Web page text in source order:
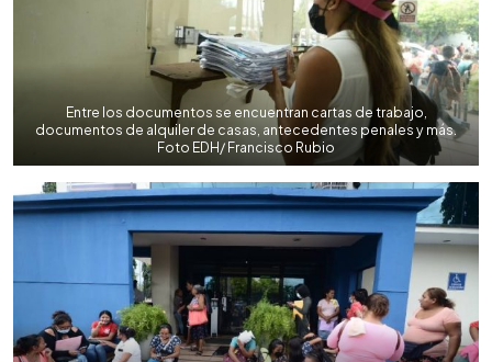
Entre los documentos se encuentran cartas de trabajo,
documentos de alquiler de casas, antecedentes penales y más.
Foto EDH/ Francisco Rubio